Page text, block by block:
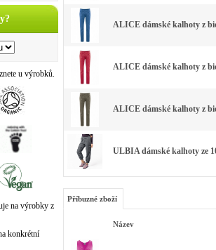
u výrobků.
na výrobky z
konkrétní
ALICE dámské kalhoty z
ALICE dámské kalhoty z
ALICE dámské kalhoty z
ULBIA dámské kalhoty ze
Příbuzné zboží
Název